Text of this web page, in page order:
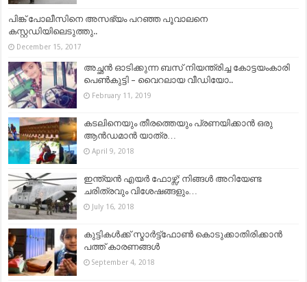
പിങ്ക് പോലീസിനെ അസഭ്യം പറഞ്ഞ പൂവാലനെ
കസ്റ്റഡിയിലെടുത്തു..
December 15, 2017
അച്ഛൻ ഓടിക്കുന്ന ബസ് നിയന്ത്രിച്ച കോട്ടയംകാരി
പെൺകുട്ടി – വൈറലായ വീഡിയോ..
February 11, 2019
കടലിനെയും തീരത്തെയും പ്രണയിക്കാൻ ഒരു
ആൻഡമാന്‍ യാത്ര…
April 9, 2018
ഇന്ത്യൻ എയർ ഫോഴ്സ്; നിങ്ങൾ അറിയേണ്ട
ചരിത്രവും വിശേഷങ്ങളും…
July 16, 2018
കുട്ടികള്‍ക്ക് സ്മാര്‍ട്ട്‌ഫോണ്‍ കൊടുക്കാതിരിക്കാന്‍
പത്ത് കാരണങ്ങള്‍
September 4, 2018